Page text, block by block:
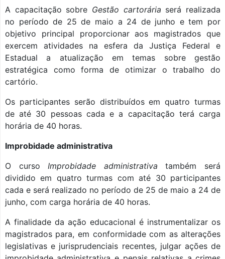
A capacitação sobre Gestão cartorária será realizada
no período de 25 de maio a 24 de junho e tem por
objetivo principal proporcionar aos magistrados que
exercem atividades na esfera da Justiça Federal e
Estadual a atualização em temas sobre gestão
estratégica como forma de otimizar o trabalho do
cartório.
Os participantes serão distribuídos em quatro turmas
de até 30 pessoas cada e a capacitação terá carga
horária de 40 horas.
Improbidade administrativa
O curso Improbidade administrativa também será
dividido em quatro turmas com até 30 participantes
cada e será realizado no período de 25 de maio a 24 de
junho, com carga horária de 40 horas.
A finalidade da ação educacional é instrumentalizar os
magistrados para, em conformidade com as alterações
legislativas e jurisprudenciais recentes, julgar ações de